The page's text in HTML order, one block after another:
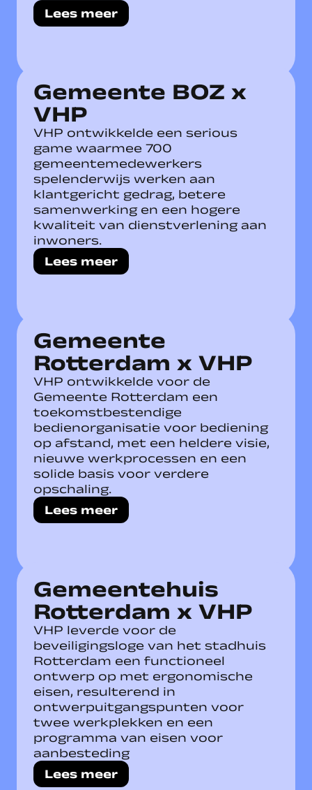
Lees meer
Gemeente BOZ x
VHP
VHP ontwikkelde een serious
game waarmee 700
gemeentemedewerkers
spelenderwijs werken aan
klantgericht gedrag, betere
samenwerking en een hogere
kwaliteit van dienstverlening aan
inwoners.
Lees meer
Gemeente
Rotterdam x VHP
VHP ontwikkelde voor de
Gemeente Rotterdam een
toekomstbestendige
bedienorganisatie voor bediening
op afstand, met een heldere visie,
nieuwe werkprocessen en een
solide basis voor verdere
opschaling.
Lees meer
Gemeentehuis
Rotterdam x VHP
VHP leverde voor de
beveiligingsloge van het stadhuis
Rotterdam een functioneel
ontwerp op met ergonomische
eisen, resulterend in
ontwerpuitgangspunten voor
twee werkplekken en een
programma van eisen voor
aanbesteding
Lees meer